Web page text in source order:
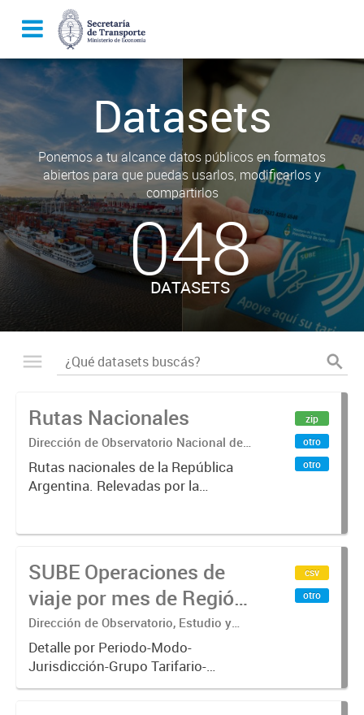
Datasets
Ponemos a tu alcance datos públicos en formatos
abiertos para que puedas usarlos, modificarlos y
compartirlos
048
DATASETS
Rutas Nacionales
Dirección de Observatorio Nacional de
Transporte
Rutas nacionales de la República
Argentina. Relevadas por la
zip
otro
otro
SUBE Operaciones de
viaje por mes de Región
Metropolitana de
Buenos Aires
Dirección de Observatorio, Estudio y
Sistemas – Ministerio de Transporte
Detalle por Periodo-Modo-
Jurisdicción-Grupo Tarifario-
Empresa-Línea-Tipo de
csv
otro